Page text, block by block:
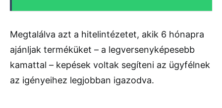
Megtalálva azt a hitelintézetet, akik 6 hónapra
ajánljak terméküket – a legversenyképesebb
kamattal – kepések voltak segíteni az ügyfélnek
az igényeihez legjobban igazodva.